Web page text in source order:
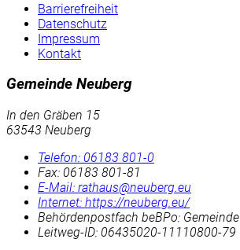
Barrierefreiheit
Datenschutz
Impressum
Kontakt
Gemeinde Neuberg
In den Gräben 15
63543 Neuberg
Telefon: 06183 801-0
Fax: 06183 801-81
E-Mail: rathaus@neuberg.eu
Internet: https://neuberg.eu/
Behördenpostfach beBPo:
Leitweg-ID: 06435020-11110800-79